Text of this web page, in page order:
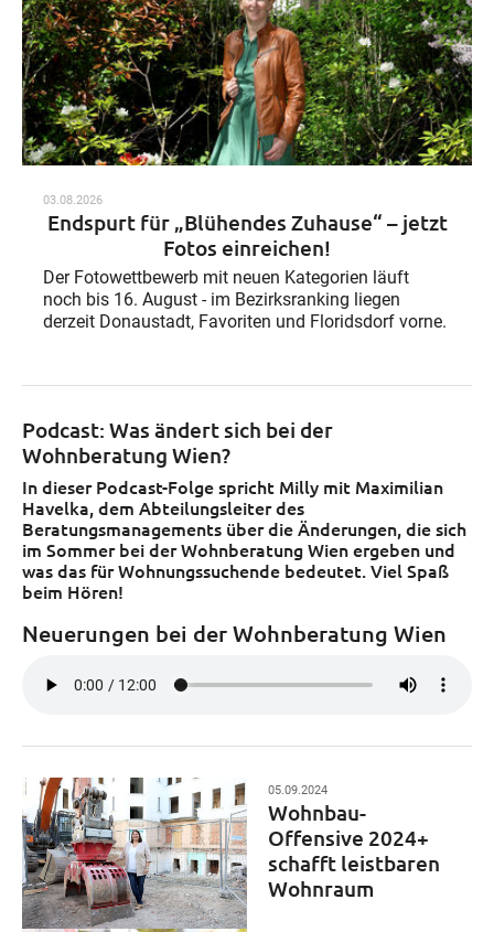
03.08.2026
Endspurt für „Blühendes Zuhause“ – jetzt
Fotos einreichen!
Der Fotowettbewerb mit neuen Kategorien läuft
noch bis 16. August - im Bezirksranking liegen
derzeit Donaustadt, Favoriten und Floridsdorf vorne.
Podcast: Was ändert sich bei der
Wohnberatung Wien?
In dieser Podcast-Folge spricht Milly mit Maximilian
Havelka, dem Abteilungsleiter des
Beratungsmanagements über die Änderungen, die sich
im Sommer bei der Wohnberatung Wien ergeben und
was das für Wohnungssuchende bedeutet. Viel Spaß
beim Hören!
Neuerungen bei der Wohnberatung Wien
05.09.2024
Wohnbau-
Offensive 2024+
schafft leistbaren
Wohnraum